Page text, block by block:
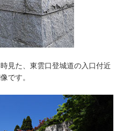
見た、東雲口登城道の入口付近
です。